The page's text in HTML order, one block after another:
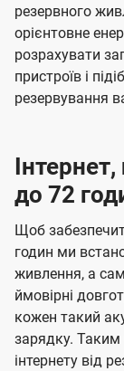
резервного
орієнтовне
розрахувати
пристроїв і
резервування
до 72
Щоб
годин ми
живлення, а
ймовірні
кожен такий
зарядку.
інтернету від